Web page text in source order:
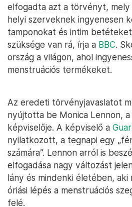
elfogadta azt a törvényt, mely
helyi szerveknek ingyenesen
tamponokat és intim
szüksége van rá, írja a BBC.
ország a világon, ahol
menstruációs termékeket.
Az eredeti törvényjavaslatot
nyújtotta be Monica Lennon,
képviselője. A képviselő a
nyilatkozott, a tegnapi egy
számára”. Lennon arról is
elfogadása nagy változást
lány és mindenki életében,
óriási lépés a menstruációs
felé.